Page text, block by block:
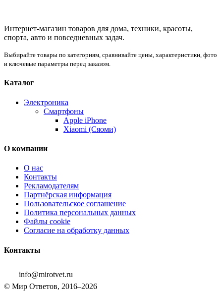
Интернет-магазин товаров для дома, техники, красоты,
спорта, авто и повседневных задач.
Выбирайте товары по категориям, сравнивайте цены, характеристики, фото
и ключевые параметры перед заказом.
Каталог
Электроника
Смартфоны
Apple iPhone
Xiaomi (Сяоми)
О компании
О нас
Контакты
Рекламодателям
Партнёрская информация
Пользовательское соглашение
Политика персональных данных
Файлы cookie
Согласие на обработку данных
Контакты
info@mirotvet.ru
© Мир Ответов, 2016–2026